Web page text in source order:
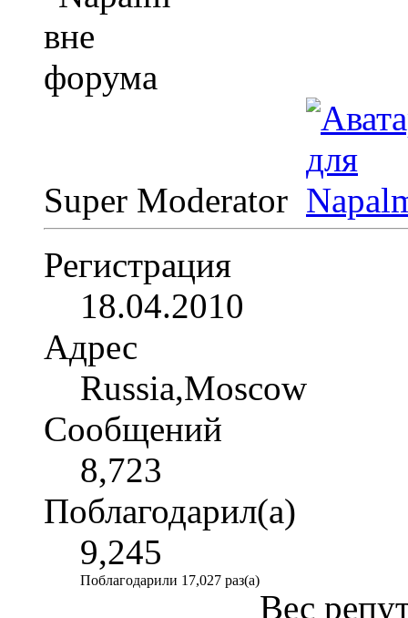
Super Moderator
Регистрация
18.04.2010
Адрес
Russia,Moscow
Сообщений
8,723
Поблагодарил(а)
9,245
Поблагодарили 17,027 раз(а)
Вес